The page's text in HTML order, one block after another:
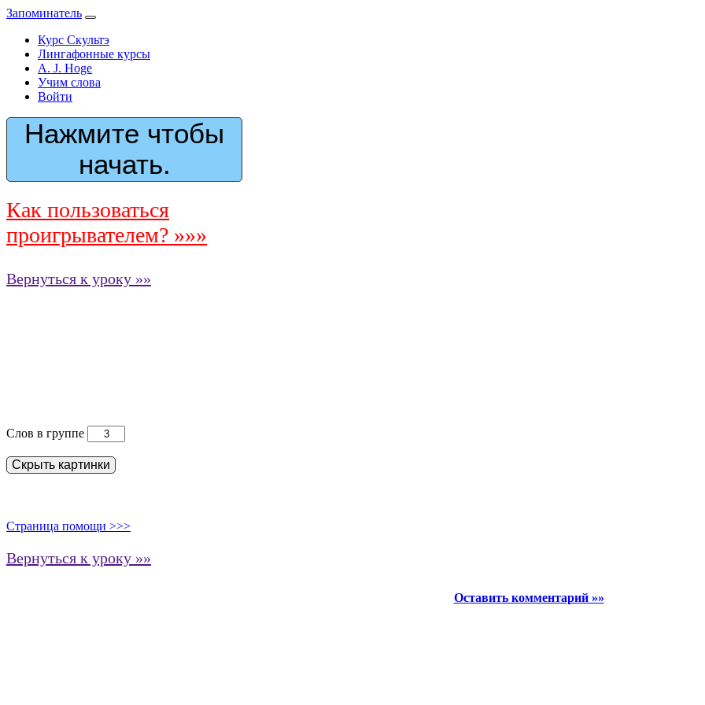
Запоминатель
Курс Скультэ
Лингафонные курсы
A. J. Hoge
Учим слова
Войти
Нажмите чтобы
начать.
Как пользоваться
проигрывателем? »»»
Вернуться к уроку »»
Слов в группе
Скрыть картинки
Страница помощи >>>
Вернуться к уроку »»
Оставить комментарий »»